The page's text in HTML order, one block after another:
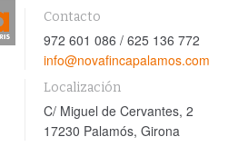
Contacto
972 601 086 / 625 136 772
info@novafincapalamos.com
Localización
C/ Miguel de Cervantes, 2
17230 Palamós, Girona